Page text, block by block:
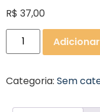
R$ 37,00
Categoria: Sem